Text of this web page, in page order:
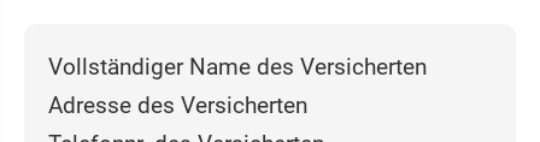
Vollständiger Name des Versicherten
Adresse des Versicherten